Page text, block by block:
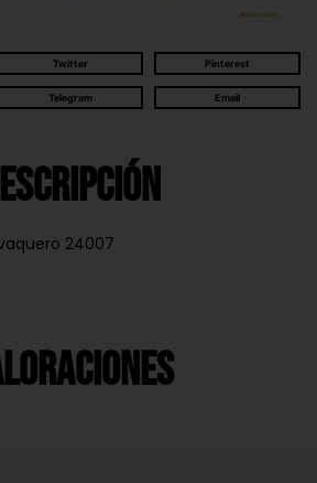
Twitter Pinterest
Telegram Email
24007